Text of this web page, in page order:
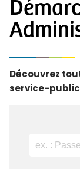
Découvrez
service-